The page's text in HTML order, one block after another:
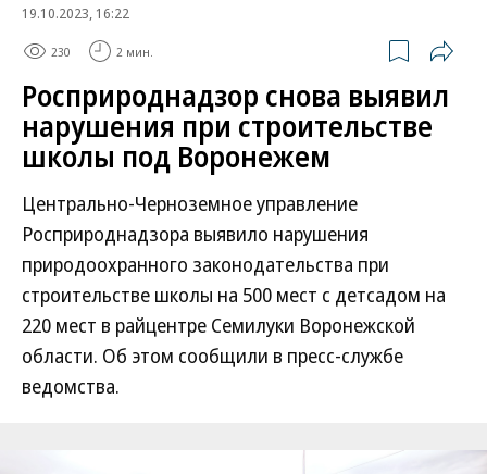
19.10.2023, 16:22
230 2 мин.
Росприроднадзор снова выявил
нарушения при строительстве
школы под Воронежем
Центрально-Черноземное управление
Росприроднадзора выявило нарушения
природоохранного законодательства при
строительстве школы на 500 мест с детсадом на
220 мест в райцентре Семилуки Воронежской
области. Об этом сообщили в пресс-службе
ведомства.